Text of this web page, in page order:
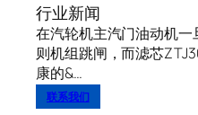
行业新闻
在汽轮机主汽门油动机
则机组跳闸，而滤芯
康的&…
联系我们